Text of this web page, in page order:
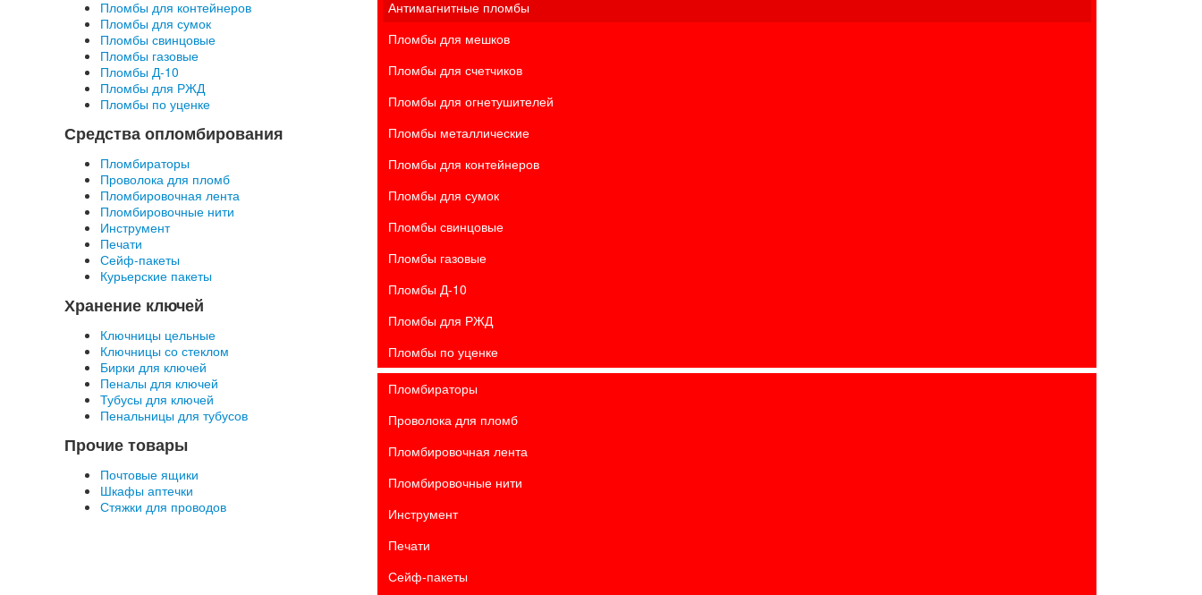
Пломбы для контейнеров
Пломбы для сумок
Пломбы свинцовые
Пломбы газовые
Пломбы Д-10
Пломбы для РЖД
Пломбы по уценке
Средства опломбирования
Пломбираторы
Проволока для пломб
Пломбировочная лента
Пломбировочные нити
Инструмент
Печати
Сейф-пакеты
Курьерские пакеты
Хранение ключей
Ключницы цельные
Ключницы со стеклом
Бирки для ключей
Пеналы для ключей
Тубусы для ключей
Пенальницы для тубусов
Прочие товары
Почтовые ящики
Шкафы аптечки
Стяжки для проводов
Антимагнитные пломбы
Пломбы для мешков
Пломбы для счетчиков
Пломбы для огнетушителей
Пломбы металлические
Пломбы для контейнеров
Пломбы для сумок
Пломбы свинцовые
Пломбы газовые
Пломбы Д-10
Пломбы для РЖД
Пломбы по уценке
Пломбираторы
Проволока для пломб
Пломбировочная лента
Пломбировочные нити
Инструмент
Печати
Сейф-пакеты